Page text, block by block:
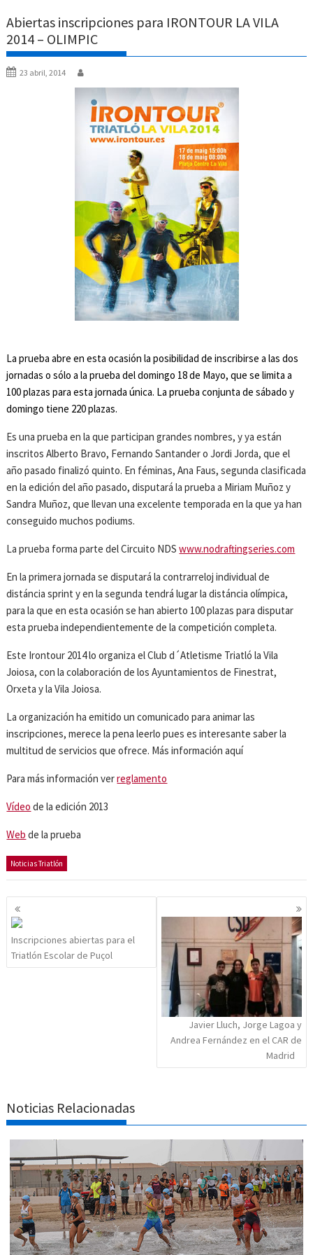
Abiertas inscripciones para IRONTOUR LA VILA
2014 – OLIMPIC
23 abril, 2014
La prueba abre en esta ocasión la posibilidad de inscribirse a las dos
jornadas o sólo a la prueba del domingo 18 de Mayo, que se limita a
100 plazas para esta jornada única. La prueba conjunta de sábado y
domingo tiene 220 plazas.
Es una prueba en la que participan grandes nombres, y ya están
inscritos Alberto Bravo, Fernando Santander o Jordi Jorda, que el
año pasado finalizó quinto. En féminas, Ana Faus, segunda clasificada
en la edición del año pasado, disputará la prueba a Miriam Muñoz y
Sandra Muñoz, que llevan una excelente temporada en la que ya han
conseguido muchos podiums.
La prueba forma parte del Circuito NDSwww.nodraftingseries.com
En la primera jornada se disputará la contrarreloj individual de
distáncia sprint y en la segunda tendrá lugar la distáncia olímpica,
para la que en esta ocasión se han abierto 100 plazas para disputar
esta prueba independientemente de la competición completa.
Este Irontour 2014 lo organiza el Club d´Atletisme Triatló la Vila
Joiosa, con la colaboración de los Ayuntamientos de Finestrat,
Orxeta y la Vila Joiosa.
La organización ha emitido un comunicado para animar las
inscripciones, merece la pena leerlo pues es interesante saber la
multitud de servicios que ofrece. Más información aquí
Para más información verreglamento
Vídeo de la edición 2013
Web de la prueba
Noticias Triatlón
Navegación
de
entradas
Inscripciones abiertas para el
Triatlón Escolar de Puçol
Javier Lluch, Jorge Lagoa y
Andrea Fernández en el CAR de
Madrid
Noticias Relacionadas